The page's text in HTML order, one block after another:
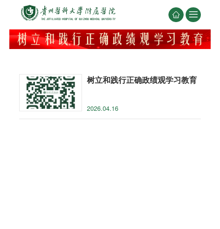
 
树立和践行正确政绩观学习教育
2026.04.16